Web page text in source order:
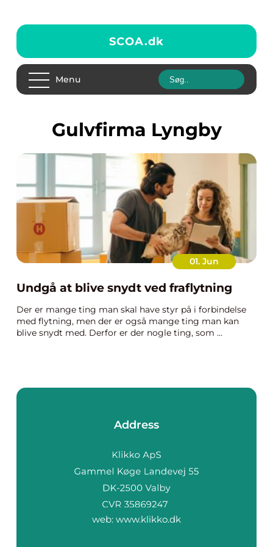
SCOA.dk
Menu
Gulvfirma Lyngby
01. Jun
Undgå at blive snydt ved fraflytning
Der er mange ting man skal have styr på i forbindelse
med flytning, men der er også mange ting man kan
blive snydt med. Derfor er der nogle ting, som ...
Address
web: www.klikko.dk